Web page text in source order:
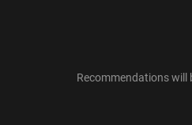
Recommendations will